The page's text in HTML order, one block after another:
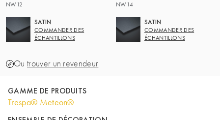
NW12
SATIN
COMMANDER DES
ÉCHANTILLONS
NW14
SATIN
COMMANDER DES
ÉCHANTILLONS
Ou trouver un revendeur
GAMME DE PRODUITS
Trespa® Meteon®